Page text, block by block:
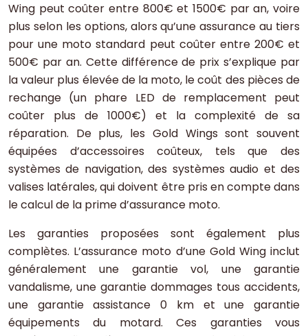
Wing peut coûter entre 800€ et 1500€ par an, voire
plus selon les options, alors qu’une assurance au tiers
pour une moto standard peut coûter entre 200€ et
500€ par an. Cette différence de prix s’explique par
la valeur plus élevée de la moto, le coût des pièces de
rechange (un phare LED de remplacement peut
coûter plus de 1000€) et la complexité de sa
réparation. De plus, les Gold Wings sont souvent
équipées d’accessoires coûteux, tels que des
systèmes de navigation, des systèmes audio et des
valises latérales, qui doivent être pris en compte dans
le calcul de la prime d’assurance moto.
Les garanties proposées sont également plus
complètes. L’assurance moto d’une Gold Wing inclut
généralement une garantie vol, une garantie
vandalisme, une garantie dommages tous accidents,
une garantie assistance 0 km et une garantie
équipements du motard. Ces garanties vous